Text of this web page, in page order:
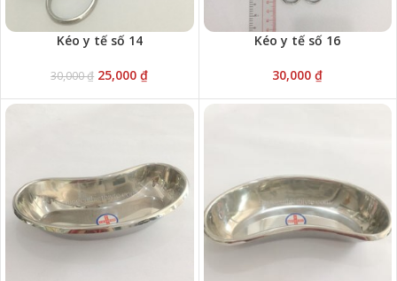
Kéo y tế số 14
30,000₫ 25,000₫
Kéo y tế số 16
30,000₫